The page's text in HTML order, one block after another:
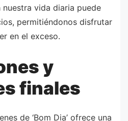
nuestra vida diaria puede
permitiéndonos disfrutar
en el exceso.
y
finales
de ‘Bom Dia’ ofrece una